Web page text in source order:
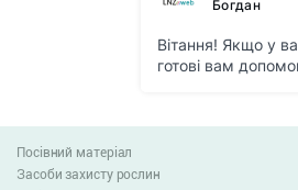
Посівний матеріал
Засоби захисту рослин